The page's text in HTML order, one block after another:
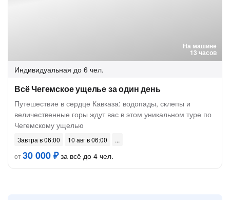
На машине
13 часов
Индивидуальная до 6 чел.
Всё Чегемское ущелье за один день
Путешествие в сердце Кавказа: водопады, склепы и
величественные горы ждут вас в этом уникальном туре по
Чегемскому ущелью
Завтра в 06:00
10 авг в 06:00
от30 000 ₽за всё до 4 чел.